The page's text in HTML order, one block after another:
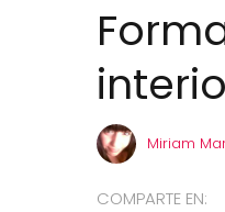
Miriam
COMPARTE EN: